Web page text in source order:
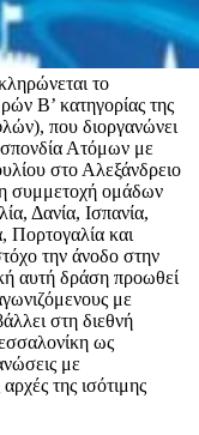
το
Β’ κατηγορίας της
που διοργανώνει
Ατόμων με
στο Αλεξάνδρειο
συμμετοχή ομάδων
Δανία, Ισπανία,
Πορτογαλία και
την άνοδο στην
αυτή δράση προωθεί
με
στη διεθνή
ως
με
της ισότιμης